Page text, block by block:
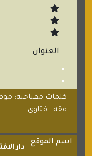
العنوان
كلمات مفتاحية:
فقه . فتاوي...
اسم الموقع
دار